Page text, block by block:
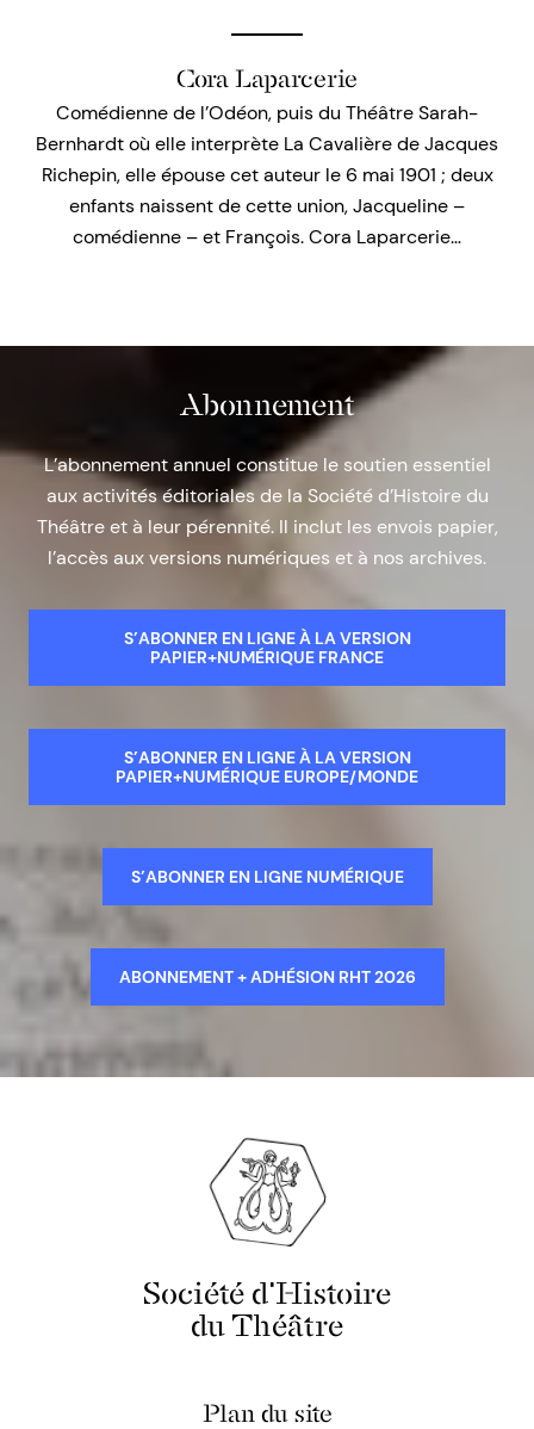
Cora Laparcerie
Comédienne de l’Odéon, puis du Théâtre Sarah-
Bernhardt où elle interprète La Cavalière de Jacques
Richepin, elle épouse cet auteur le 6 mai 1901 ; deux
enfants naissent de cette union, Jacqueline –
comédienne – et François. Cora Laparcerie…
Abonnement
L’abonnement annuel constitue le soutien essentiel
aux activités éditoriales de la Société d’Histoire du
Théâtre et à leur pérennité. Il inclut les envois papier,
l’accès aux versions numériques et à nos archives.
S’ABONNER EN LIGNE À LA VERSION
PAPIER+NUMÉRIQUE FRANCE
S’ABONNER EN LIGNE À LA VERSION
PAPIER+NUMÉRIQUE EUROPE/MONDE
S’ABONNER EN LIGNE NUMÉRIQUE
ABONNEMENT + ADHÉSION RHT 2026
Société d'Histoire
du Théâtre
Plan du site